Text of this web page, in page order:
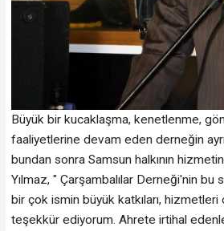
Büyük bir kucaklaşma, kenetlenme,
faaliyetlerine devam eden derneğin
bundan sonra Samsun halkının
Yılmaz, " Çarşambalılar Derneği'nin
bir çok ismin büyük katkıları,
teşekkür ediyorum. Ahrete irtihal